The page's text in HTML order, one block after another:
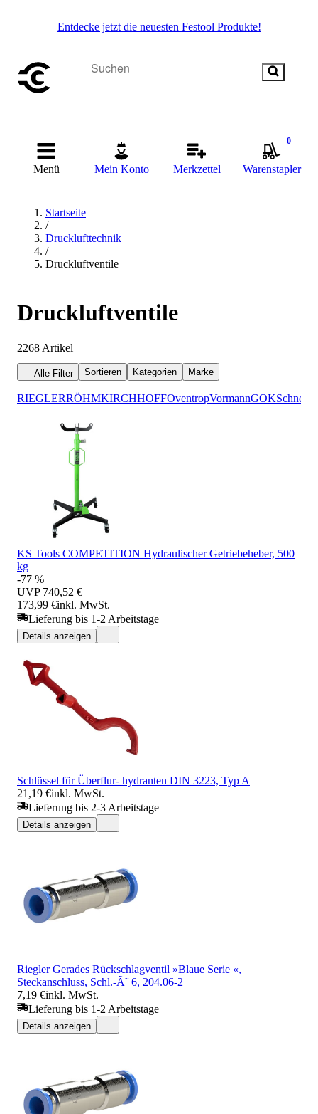
Entdecke jetzt die neuesten Festool Produkte!
Menü Mein Konto Merkzettel
0
Warenstapler
Startseite
/
Drucklufttechnik
/
Druckluftventile
Druckluftventile
2268 Artikel
Alle Filter Sortieren Kategorien Marke
RIEGLERRÖHMKIRCHHOFFOventropVormannGOK
KS Tools COMPETITION Hydraulischer Getriebeheber, 500
kg
-77 %
UVP 740,52 €
173,99 €inkl. MwSt.
Lieferung bis 1-2 Arbeitstage
Details anzeigen
Schlüssel für Überflur- hydranten DIN 3223, Typ A
21,19 €inkl. MwSt.
Lieferung bis 2-3 Arbeitstage
Details anzeigen
Riegler Gerades Rückschlagventil »Blaue Serie «,
Steckanschluss, Schl.-Ã˜ 6, 204.06-2
7,19 €inkl. MwSt.
Lieferung bis 1-2 Arbeitstage
Details anzeigen